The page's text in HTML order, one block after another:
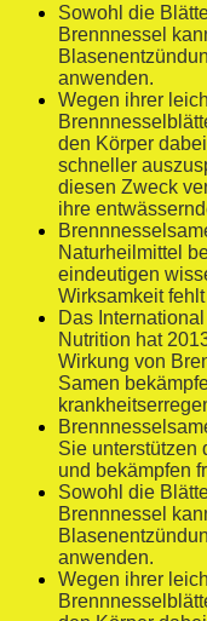
Sowohl die
Brennnessel
anwenden.
Wegen ihrer
den Körper
schneller
diesen Zweck
ihre
Naturheilmittel
eindeutigen
Wirksamkeit
Das
Nutrition hat
Wirkung von
Samen
Sie unterstützen
und bekämpfen
Sowohl die
Brennnessel
anwenden.
Wegen ihrer